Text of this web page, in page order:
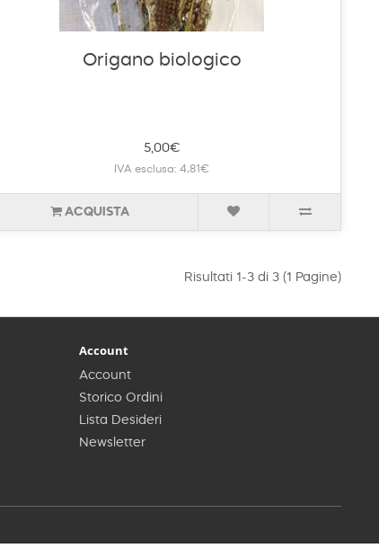
Origano biologico
5,00€
IVA esclusa: 4,81€
ACQUISTA
Risultati 1-3 di 3 (1 Pagine)
Account
Account
Storico Ordini
Lista Desideri
Newsletter